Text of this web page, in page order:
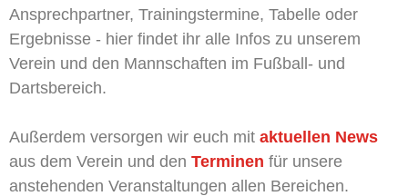
Ansprechpartner, Trainingstermine, Tabelle oder
Ergebnisse - hier findet ihr alle Infos zu unserem
Verein und den Mannschaften im Fußball- und
Dartsbereich.
Außerdem versorgen wir euch mit aktuellen News
aus dem Verein und den Terminen für unsere
anstehenden Veranstaltungen allen Bereichen.